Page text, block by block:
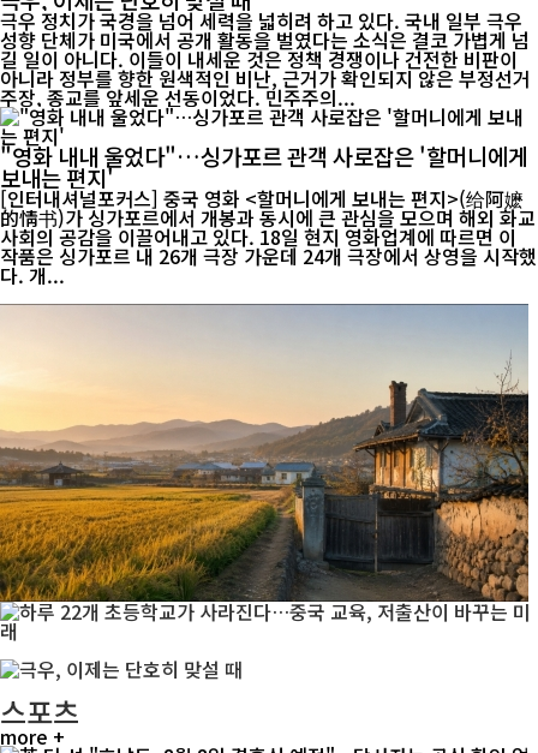
극우 정치가 국경을 넘어 세력을 넓히려 하고 있다. 국내 일부 극우
성향 단체가 미국에서 공개 활동을 벌였다는 소식은 결코 가볍게 넘
길 일이 아니다. 이들이 내세운 것은 정책 경쟁이나 건전한 비판이
아니라 정부를 향한 원색적인 비난, 근거가 확인되지 않은 부정선거
주장, 종교를 앞세운 선동이었다. 민주주의...
"영화 내내 울었다"…싱가포르 관객 사로잡은 '할머니에게
보내는 편지'
[인터내셔널포커스] 중국 영화 <할머니에게 보내는 편지>(给阿嬷
的情书)가 싱가포르에서 개봉과 동시에 큰 관심을 모으며 해외 화교
사회의 공감을 이끌어내고 있다. 18일 현지 영화업계에 따르면 이
작품은 싱가포르 내 26개 극장 가운데 24개 극장에서 상영을 시작했
다. 개...
스포츠
more +